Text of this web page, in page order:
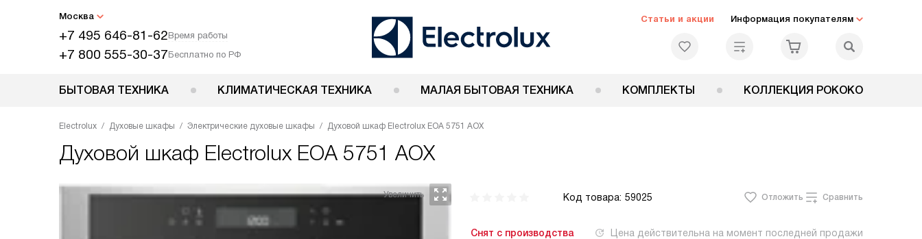
Москва
+7 495 646-81-62Время работы
+7 800 555-30-37Бесплатно по РФ
Статьи и акции Информация покупателям
БЫТОВАЯ ТЕХНИКА КЛИМАТИЧЕСКАЯ ТЕХНИКА МАЛАЯ БЫТОВАЯ ТЕХНИКА КОМПЛЕКТЫ КОЛЛЕКЦИЯ РОКОКО
Electrolux Духовые шкафы Электрические духовые шкафы Духовой шкаф Electrolux EOA 5751 AOX
Духовой шкаф Electrolux EOA 5751 AOX
Код товара: 59025 Отложить Сравнить
Снят с производства Цена действительна на момент последней продажи